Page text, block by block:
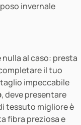
invernale
al caso: presta
il tuo
impeccabile
, deve presentare
tessuto migliore è
fibra preziosa e